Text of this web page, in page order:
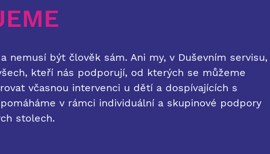
nemusí být člověk sám. Ani my, v Duševním servisu,
kteří nás podporují, od kterých se můžeme
včasnou intervenci u dětí a dospívajících s
v rámci individuální a skupinové podpory
stolech.